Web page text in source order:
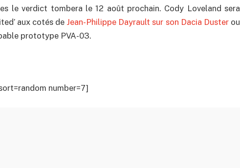
le verdict tombera le 12 août prochain. Cody Loveland sera
aux cotés de Jean-Philippe Dayrault sur son Dacia Duster ou
prototype PVA-03.
number=7]